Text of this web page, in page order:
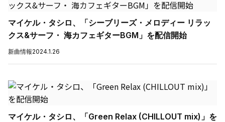
マイケル・タシロ、「シーブリーズ・メロディー リラッ
クス&サーフ・ 海カフェギターBGM」を配信開始
新曲情報2024.1.26
マイケル・タシロ、「Green Relax (CHILLOUT mix)」を